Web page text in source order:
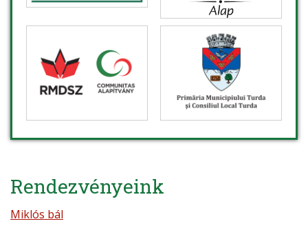
Rendezvényeink
Miklós bál